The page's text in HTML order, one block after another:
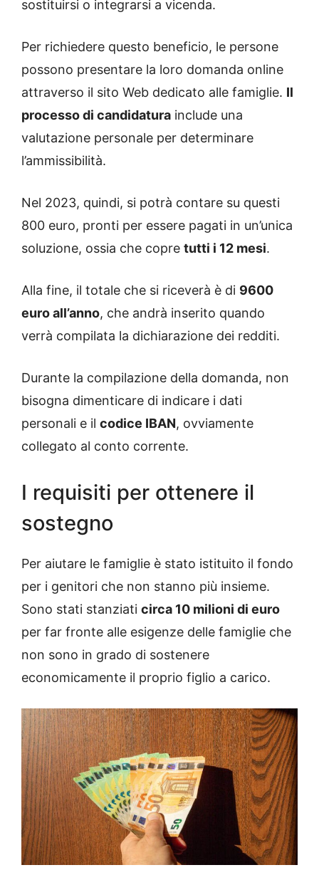
sostituirsi o integrarsi a vicenda.
Per richiedere questo beneficio, le persone
possono presentare la loro domanda online
attraverso il sito Web dedicato alle famiglie. Il
processo di candidatura include una
valutazione personale per determinare
l’ammissibilità.
Nel 2023, quindi, si potrà contare su questi
800 euro, pronti per essere pagati in un’unica
soluzione, ossia che copre tutti i 12 mesi.
Alla fine, il totale che si riceverà è di 9600
euro all’anno, che andrà inserito quando
verrà compilata la dichiarazione dei redditi.
Durante la compilazione della domanda, non
bisogna dimenticare di indicare i dati
personali e il codice IBAN, ovviamente
collegato al conto corrente.
I requisiti per ottenere il
sostegno
Per aiutare le famiglie è stato istituito il fondo
per i genitori che non stanno più insieme.
Sono stati stanziati circa 10 milioni di euro
per far fronte alle esigenze delle famiglie che
non sono in grado di sostenere
economicamente il proprio figlio a carico.